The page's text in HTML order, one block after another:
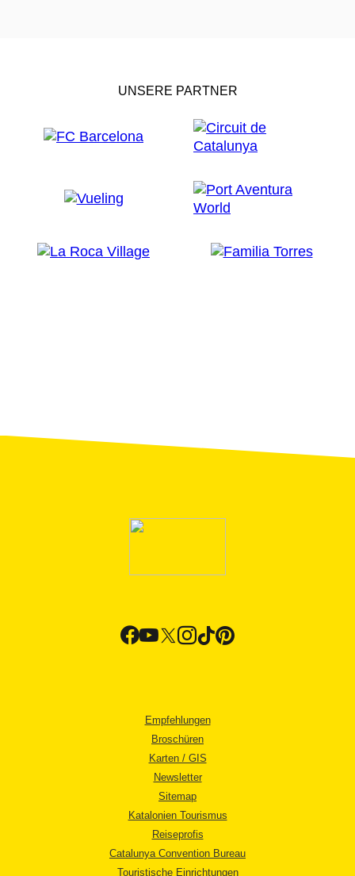
UNSERE PARTNER
Empfehlungen
Broschüren
Karten / GIS
Newsletter
Sitemap
Katalonien Tourismus
Reiseprofis
Catalunya Convention Bureau
Touristische Einrichtungen